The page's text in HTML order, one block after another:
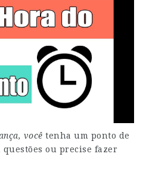
você tenha um ponto de
ou precise fazer